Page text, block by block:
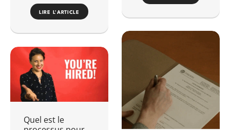
LIRE L'ARTICLE
Quel est le